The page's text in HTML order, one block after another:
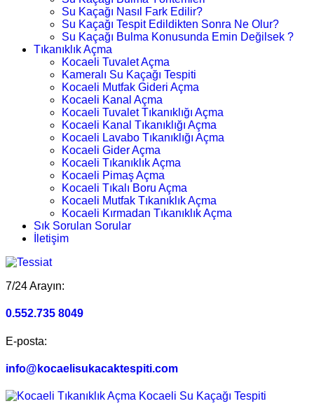
Su Kaçağı Nasıl Fark Edilir?
Su Kaçağı Tespit Edildikten Sonra Ne Olur?
Su Kaçağı Bulma Konusunda Emin Değilsek ?
Tıkanıklık Açma
Kocaeli Tuvalet Açma
Kameralı Su Kaçağı Tespiti
Kocaeli Mutfak Gideri Açma
Kocaeli Kanal Açma
Kocaeli Tuvalet Tıkanıklığı Açma
Kocaeli Kanal Tıkanıklığı Açma
Kocaeli Lavabo Tıkanıklığı Açma
Kocaeli Gider Açma
Kocaeli Tıkanıklık Açma
Kocaeli Pimaş Açma
Kocaeli Tıkalı Boru Açma
Kocaeli Mutfak Tıkanıklık Açma
Kocaeli Kırmadan Tıkanıklık Açma
Sık Sorulan Sorular
İletişim
7/24 Arayın:
0.552.735 8049
E-posta:
info@kocaelisukacaktespiti.com